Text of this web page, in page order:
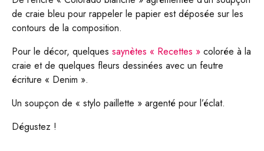
de craie bleu pour rappeler le papier est déposée sur les
contours de la composition.
Pour le décor, quelques saynètes « Recettes » colorée à la
craie et de quelques fleurs dessinées avec un feutre
écriture « Denim ».
Un soupçon de « stylo paillette » argenté pour l’éclat.
Dégustez !